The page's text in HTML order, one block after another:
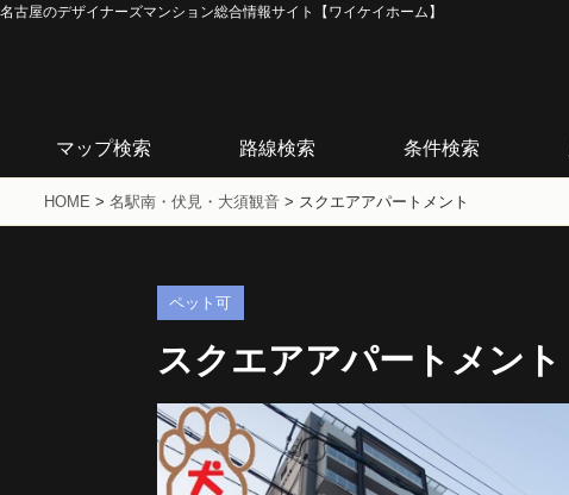
名古屋のデザイナーズマンション総合情報サイト【ワイケイホーム】
マップ検索 路線検索 条件検索
HOME > 名駅南・伏見・大須観音 > スクエアアパートメント
ペット可
スクエアアパートメント
E-TYPE
賃料63,000～
B-TYPE
1R/22.8m2
賃料58,000～